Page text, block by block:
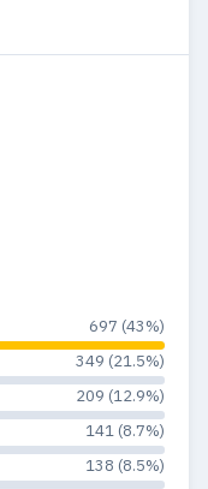
697 (43%)
349 (21.5%)
209 (12.9%)
141 (8.7%)
138 (8.5%)